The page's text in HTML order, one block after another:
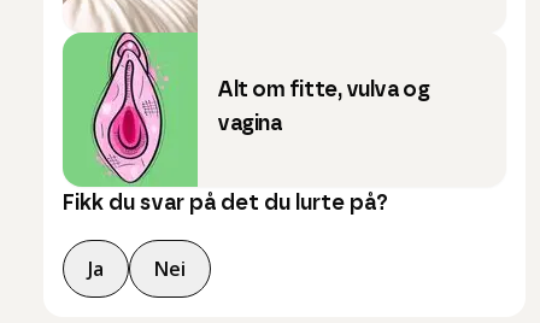
Alt om fitte, vulva og
vagina
Fikk du svar på det du lurte på?
Ja Nei